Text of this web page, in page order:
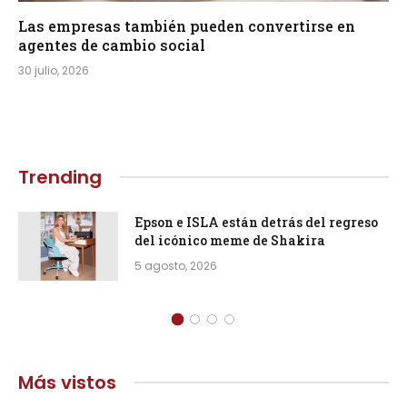
Las empresas también pueden convertirse en
agentes de cambio social
30 julio, 2026
Trending
Epson e ISLA están detrás del regreso
del icónico meme de Shakira
5 agosto, 2026
Más vistos